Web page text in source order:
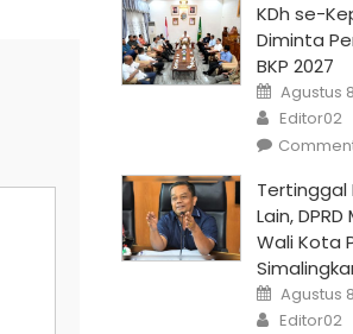
KDh se-
Diminta
BKP 2027
Posted
on
Agustus
Author
Editor02
Tertinggal
Lain,
Wali Kota
Posted
on
Agustus
Author
Editor02